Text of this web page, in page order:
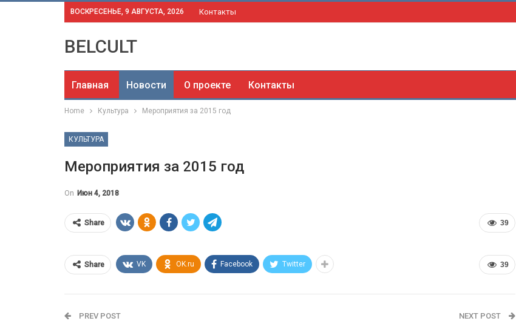
ВОСКРЕСЕНЬЕ, 9 АВГУСТА, 2026 Контакты
BELCULT
Главная Новости О проекте Контакты
Home Культура Мероприятия за 2015 год
КУЛЬТУРА
Мероприятия за 2015 год
On Июн 4, 2018
39
Share
39
Share VK OK.ru Facebook Twitter
PREV POST NEXT POST